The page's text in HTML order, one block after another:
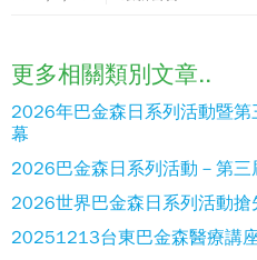
更多相關類別文章..
2026年巴金森日系列活動暨
幕
2026巴金森日系列活動－第
2026世界巴金森日系列活動搶
20251213台東巴金森醫療講